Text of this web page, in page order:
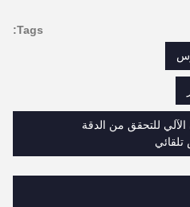
Tags:
للتحقق من الدقة